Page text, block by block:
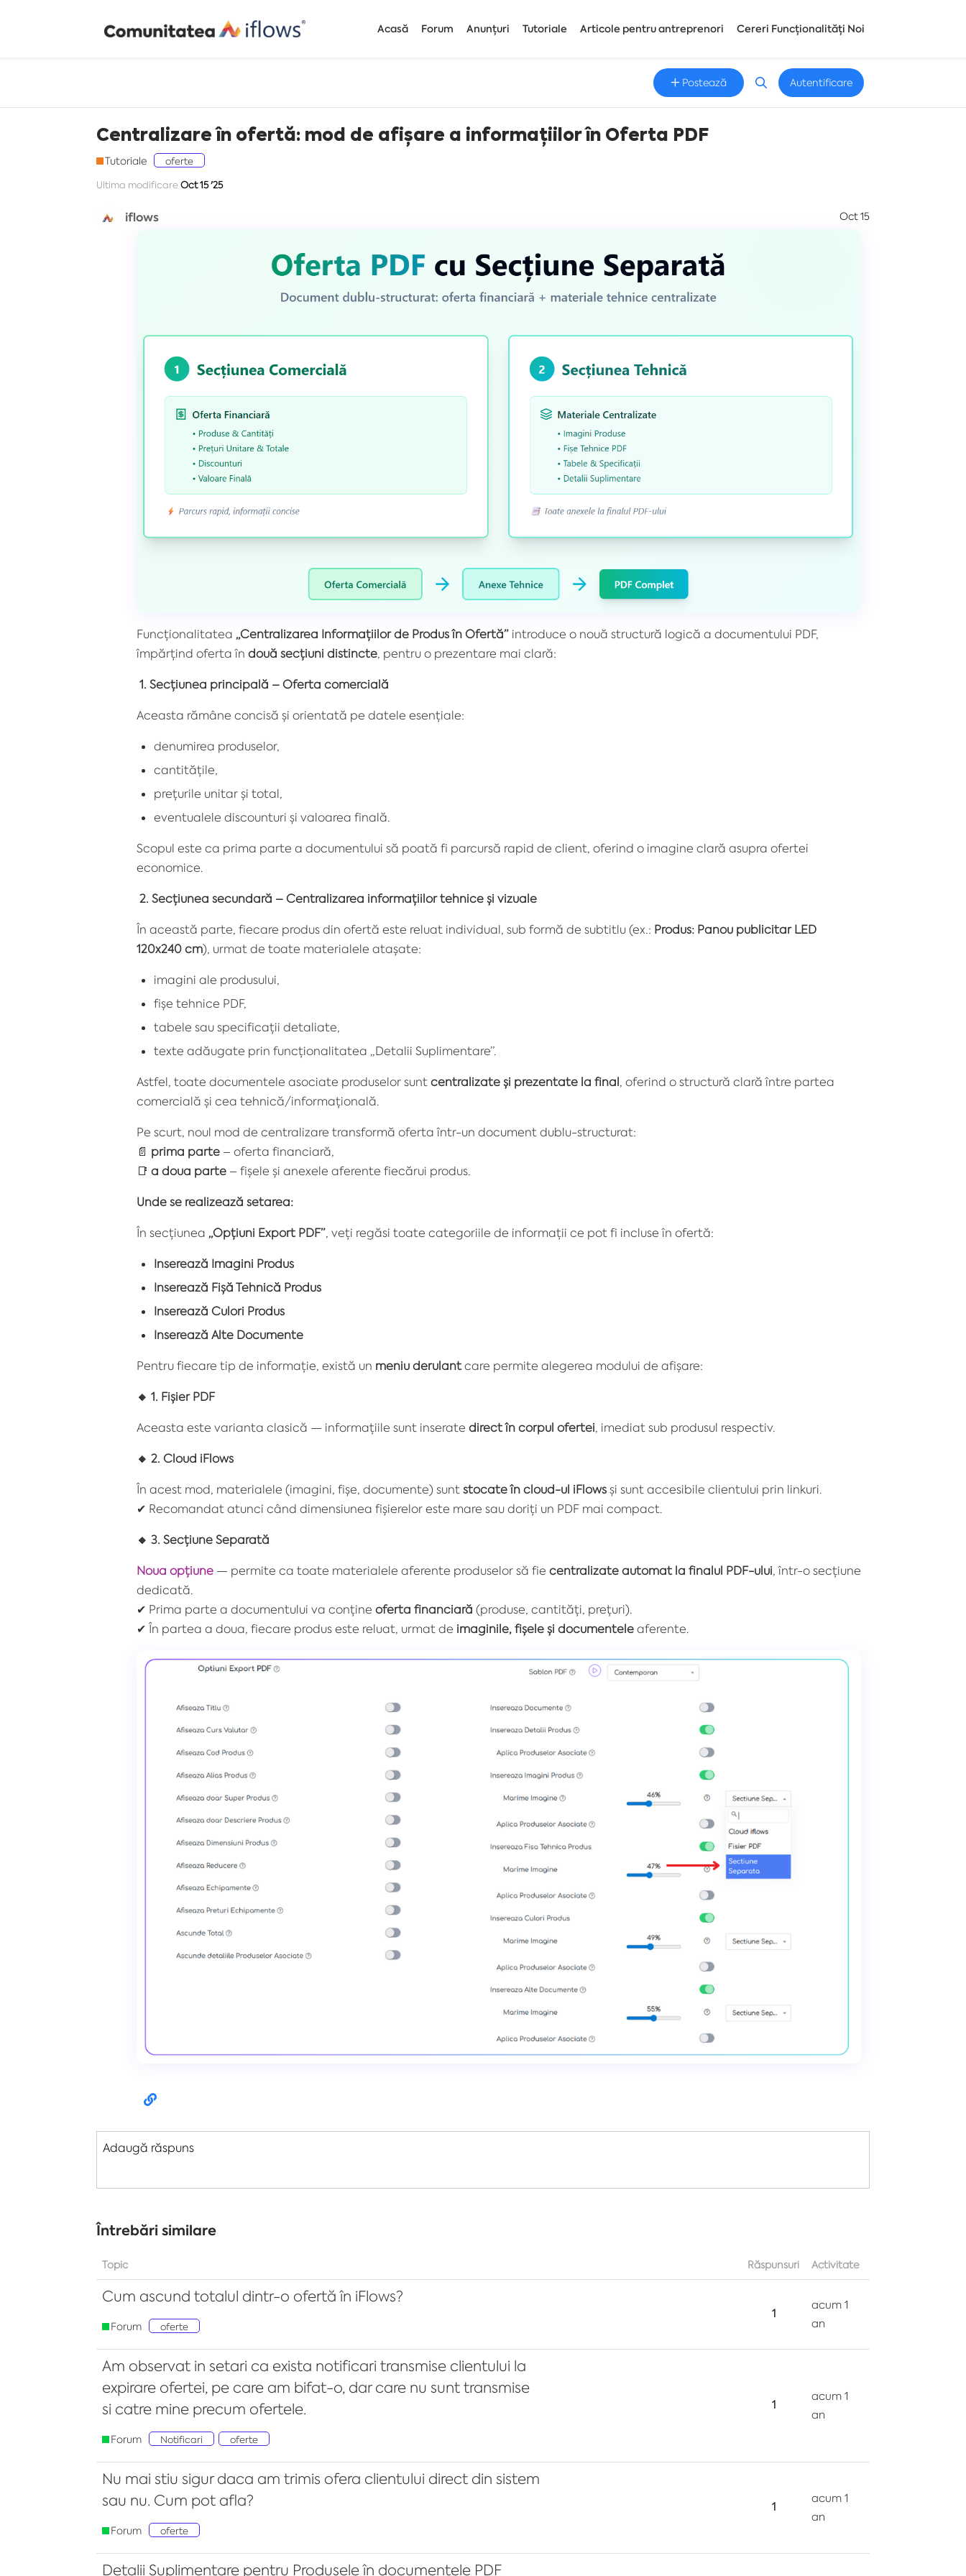
Acasă Forum Anunțuri Tutoriale Articole pentru antreprenori Cereri Funcționalități Noi
Postează Autentificare
Centralizare în ofertă: mod de afișare a informațiilor în Oferta PDF
Tutoriale
oferte
Ultima modificareOct 15 '25
iflows Oct 15
Funcționalitatea „Centralizarea Informațiilor de Produs în Ofertă” introduce o nouă structură logică a documentului PDF,
împărțind oferta în două secțiuni distincte, pentru o prezentare mai clară:
1. Secțiunea principală – Oferta comercială
Aceasta rămâne concisă și orientată pe datele esențiale:
denumirea produselor,
cantitățile,
prețurile unitar și total,
eventualele discounturi și valoarea finală.
Scopul este ca prima parte a documentului să poată fi parcursă rapid de client, oferind o imagine clară asupra ofertei
economice.
2. Secțiunea secundară – Centralizarea informațiilor tehnice și vizuale
În această parte, fiecare produs din ofertă este reluat individual, sub formă de subtitlu (ex.: Produs: Panou publicitar LED
120x240 cm), urmat de toate materialele atașate:
imagini ale produsului,
fișe tehnice PDF,
tabele sau specificații detaliate,
texte adăugate prin funcționalitatea „Detalii Suplimentare”.
Astfel, toate documentele asociate produselor sunt centralizate și prezentate la final, oferind o structură clară între partea
comercială și cea tehnică/informațională.
Pe scurt, noul mod de centralizare transformă oferta într-un document dublu-structurat:
📄 prima parte – oferta financiară,
📑 a doua parte – fișele și anexele aferente fiecărui produs.
Unde se realizează setarea:
În secțiunea „Opțiuni Export PDF”, veți regăsi toate categoriile de informații ce pot fi incluse în ofertă:
Inserează Imagini Produs
Inserează Fișă Tehnică Produs
Inserează Culori Produs
Inserează Alte Documente
Pentru fiecare tip de informație, există un meniu derulant care permite alegerea modului de afișare:
🔸 1. Fişier PDF
Aceasta este varianta clasică — informațiile sunt inserate direct în corpul ofertei, imediat sub produsul respectiv.
🔸 2. Cloud iFlows
În acest mod, materialele (imagini, fișe, documente) sunt stocate în cloud-ul iFlows și sunt accesibile clientului prin linkuri.
✔ Recomandat atunci când dimensiunea fișierelor este mare sau doriți un PDF mai compact.
🔸 3. Secțiune Separată
Noua opțiune — permite ca toate materialele aferente produselor să fie centralizate automat la finalul PDF-ului, într-o secțiune
dedicată.
✔ Prima parte a documentului va conține oferta financiară (produse, cantități, prețuri).
✔ În partea a doua, fiecare produs este reluat, urmat de imaginile, fișele și documentele aferente.
Adaugă răspuns
Întrebări similare
Topic Răspunsuri Activitate
Cum ascund totalul dintr-o ofertă în iFlows?
Forum oferte
1
acum 1
an
Am observat in setari ca exista notificari transmise clientului la
expirare ofertei, pe care am bifat-o, dar care nu sunt transmise
si catre mine precum ofertele.
Forum Notificari oferte
1
acum 1
an
Nu mai stiu sigur daca am trimis ofera clientului direct din sistem
sau nu. Cum pot afla?
Forum oferte
1
acum 1
an
Detalii Suplimentare pentru Produsele în documentele PDF